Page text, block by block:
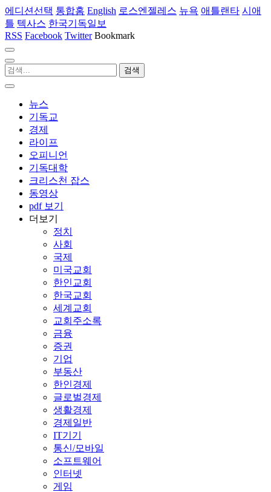
에디션선택 통합홈 English 로스엔젤레스 뉴욕 애틀랜타 시애
틀 텍사스 한국기독일보
RSS Facebook Twitter Bookmark
뉴스
기독교
경제
라이프
오피니언
기독대학
크리스천 잡스
동영상
pdf 보기
더보기
정치
사회
국제
미국교회
한인교회
한국교회
세계교회
교회주소록
금융
증권
기업
부동산
한인경제
글로벌경제
생활경제
경제일반
IT기기
통신/모바일
소프트웨어
인터넷
게임